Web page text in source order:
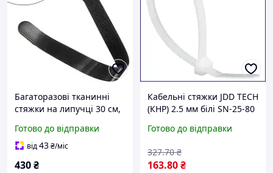
Багаторазові тканинні
стяжки на липучці 30 см,
кріплення кабелів і дротів
Готово до відправки
від43₴/міс
430₴
Кабельні стяжки JDD TECH
(КНР) 2.5 мм білі SN-25-80
рішення для акуратного
Готово до відправки
163.80₴
327.70 ₴